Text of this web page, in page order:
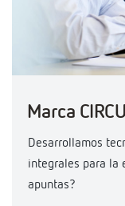
Marca
Desarrollamos
integrales para la
apuntas?